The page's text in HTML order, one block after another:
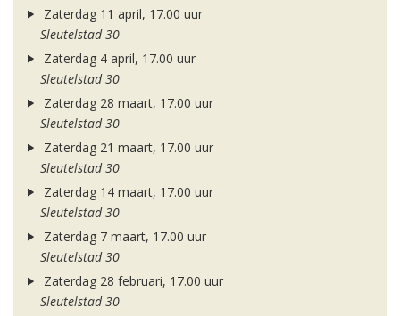
Zaterdag 11 april, 17.00 uur
Sleutelstad 30
Zaterdag 4 april, 17.00 uur
Sleutelstad 30
Zaterdag 28 maart, 17.00 uur
Sleutelstad 30
Zaterdag 21 maart, 17.00 uur
Sleutelstad 30
Zaterdag 14 maart, 17.00 uur
Sleutelstad 30
Zaterdag 7 maart, 17.00 uur
Sleutelstad 30
Zaterdag 28 februari, 17.00 uur
Sleutelstad 30